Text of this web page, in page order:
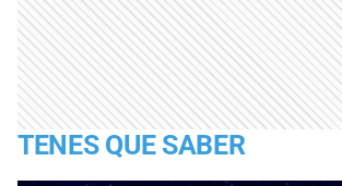
TENES QUE SABER